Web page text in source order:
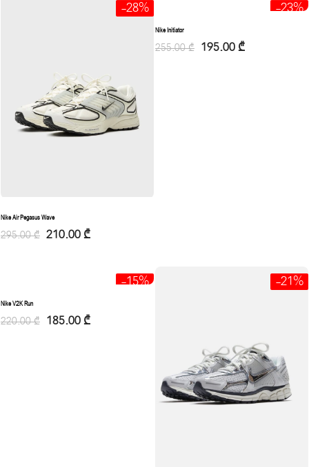
-28%
Nike Air Pegasus Wave
295.00₾ 210.00 ₾
-23%
Nike Initiator
255.00₾ 195.00 ₾
-15%
Nike V2K Run
220.00₾ 185.00 ₾
-21%